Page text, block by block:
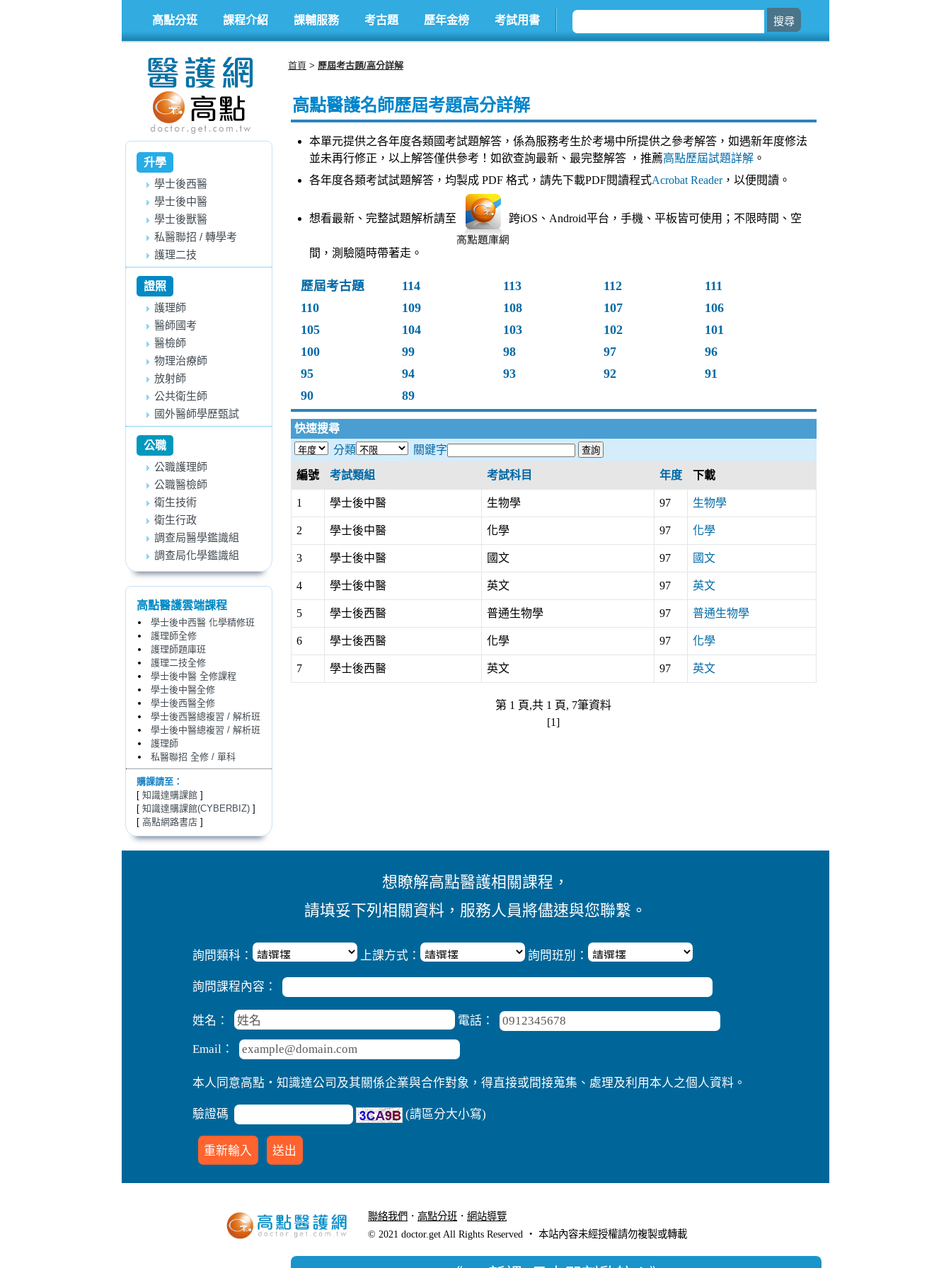
高點分班 課程介紹 課輔服務 考古題 歷年金榜 考試用書
升學
學士後西醫
學士後中醫
學士後獸醫
私醫聯招 / 轉學考
護理二技
證照
護理師
醫師國考
醫檢師
物理治療師
放射師
公共衛生師
國外醫師學歷甄試
公職
公職護理師
公職醫檢師
衛生技術
衛生行政
調查局醫學鑑識組
調查局化學鑑識組
高點醫護雲端課程
學士後中西醫 化學精修班
護理師全修
護理師題庫班
護理二技全修
學士後中醫 全修課程
學士後中醫全修
學士後西醫全修
學士後西醫總複習 / 解析班
學士後中醫總複習 / 解析班
護理師
私醫聯招 全修 / 單科
購課請至：
[ 知識達購課館 ]
[ 知識達購課館(CYBERBIZ) ]
[ 高點網路書店 ]
首頁 歷屆考古題/高分詳解
高點醫護名師歷屆考題高分詳解
本單元提供之各年度各類國考試題解答，係為服務考生於考場中所提供之參考解答，如遇新年度修法
並未再行修正，以上解答僅供參考！如欲查詢最新、最完整解答 ，推薦高點歷屆試題詳解。
各年度各類考試試題解答，均製成 PDF 格式，請先下載PDF閱讀程式Acrobat Reader，以便閱讀。
想看最新、完整試題解析請至 跨iOS、Android平台，手機、平板皆可使用；不限時間、空
間，測驗隨時帶著走。
歷屆考古題 114 113 112
111
110
109 108 107
106
105
104 103 102
101
100
99 98 97
96
95
94 93 92
91
90
89
快速搜尋
分類
關鍵字
編號 考試類組 考試科目 年度 下載
1 學士後中醫 生物學 97 生物學
2 學士後中醫 化學 97 化學
3 學士後中醫 國文 97 國文
4 學士後中醫 英文 97 英文
5 學士後西醫 普通生物學 97 普通生物學
6 學士後西醫 化學 97 化學
7 學士後西醫 英文 97 英文
第 1 頁,共 1 頁, 7筆資料
[1]
想瞭解高點醫護相關課程，
請填妥下列相關資料，服務人員將儘速與您聯繫。
詢問類科： 上課方式： 詢問班別：
詢問課程內容：
姓名： 電話：
Email：
本人同意高點‧知識達公司及其關係企業與合作對象，得直接或間接蒐集、處理及利用本人之個人資料。
驗證碼 (請區分大小寫)
聯絡我們 ． 高點分班 ． 網站導覽
© 2021 doctor.get All Rights Reserved ‧ 本站內容未經授權請勿複製或轉載